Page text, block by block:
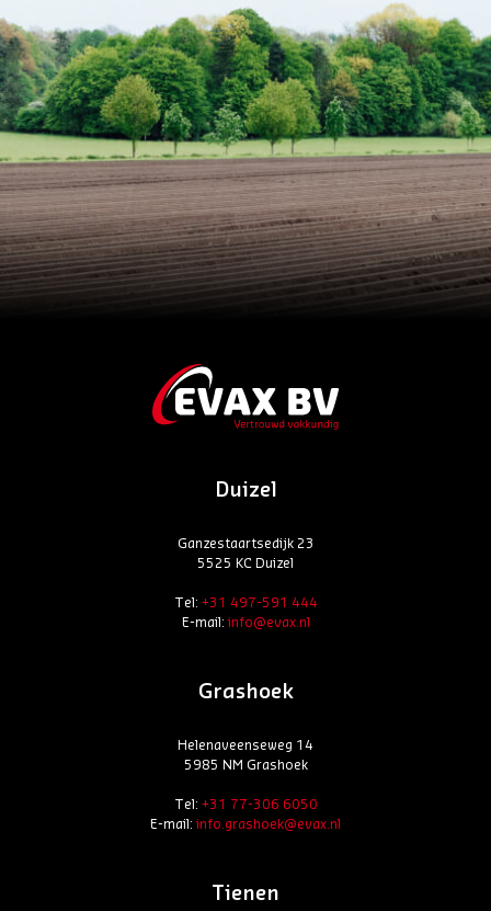
Duizel
Ganzestaartsedijk 23
5525 KC Duizel
Tel: +31 497-591 444
E-mail:info@evax.nl
Grashoek
Helenaveenseweg 14
5985 NM Grashoek
Tel: +31 77-306 6050
E-mail:info.grashoek@evax.nl
Tienen